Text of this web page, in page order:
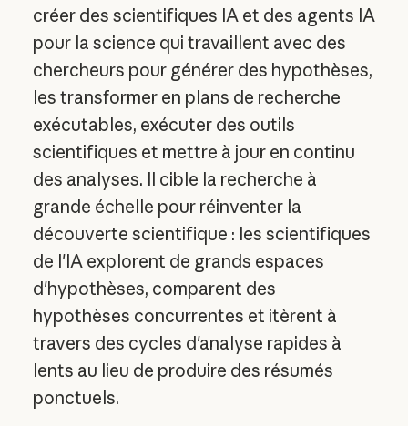
créer des scientifiques IA et des agents IA
pour la science qui travaillent avec des
chercheurs pour générer des hypothèses,
les transformer en plans de recherche
exécutables, exécuter des outils
scientifiques et mettre à jour en continu
des analyses. Il cible la recherche à
grande échelle pour réinventer la
découverte scientifique : les scientifiques
de l'IA explorent de grands espaces
d'hypothèses, comparent des
hypothèses concurrentes et itèrent à
travers des cycles d'analyse rapides à
lents au lieu de produire des résumés
ponctuels.